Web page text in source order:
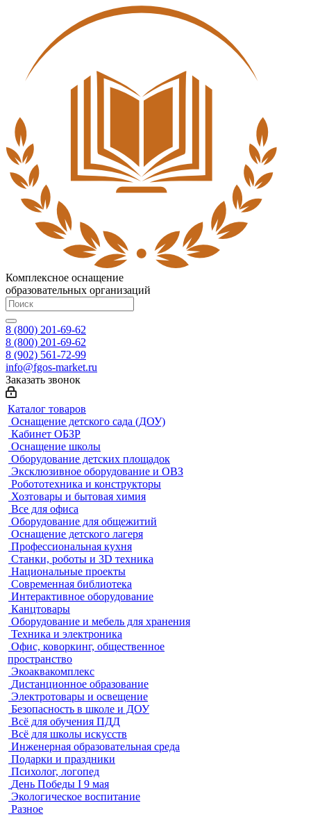
Комплексное оснащение
образовательных организаций
8 (800) 201-69-62
8 (800) 201-69-62
8 (902) 561-72-99
info@fgos-market.ru
Заказать звонок
Каталог товаров
Оснащение детского сада (ДОУ)
Кабинет ОБЗР
Оснащение школы
Оборудование детских площадок
Эксклюзивное оборудование и ОВЗ
Робототехника и конструкторы
Хозтовары и бытовая химия
Все для офиса
Оборудование для общежитий
Оснащение детского лагеря
Профессиональная кухня
Станки, роботы и 3D техника
Национальные проекты
Современная библиотека
Интерактивное оборудование
Канцтовары
Оборудование и мебель для хранения
Техника и электроника
Офис, коворкинг, общественное
пространство
Экоаквакомплекс
Дистанционное образование
Электротовары и освещение
Безопасность в школе и ДОУ
Всё для обучения ПДД
Всё для школы искусств
Инженерная образовательная среда
Подарки и праздники
Психолог, логопед
День Победы I 9 мая
Экологическое воспитание
Разное